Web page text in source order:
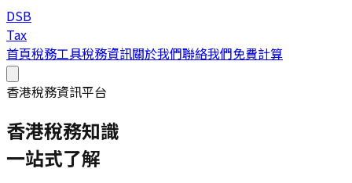
DSB
Tax
首頁稅務工具稅務資訊關於我們聯絡我們免費計算
香港稅務資訊平台
香港稅務知識
一站式了解